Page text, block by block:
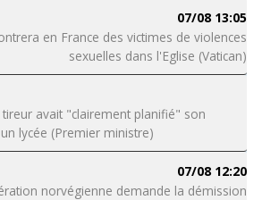
07/08 13:05
en France des victimes de violences
sexuelles dans l'Eglise (Vatican)
tireur avait "clairement planifié" son
lycée (Premier ministre)
07/08 12:20
norvégienne demande la démission